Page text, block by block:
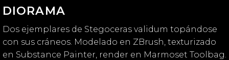
DIORAMA
Dos ejemplares de Stegoceras validum topándose
con sus cráneos. Modelado en ZBrush, texturizado
en Substance Painter, render en Marmoset Toolbag.